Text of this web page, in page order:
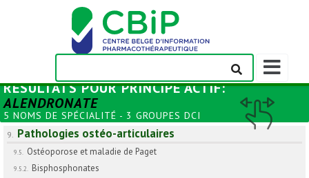
Afficher/
la
de
navigation
RÉSULTATS POURPRINCIPE ACTIF:
ALENDRONATE
5 NOMS DE SPÉCIALITÉ - 3 GROUPES DCI
9. Pathologies ostéo-articulaires
9.5. Ostéoporose et maladie de Paget
9.5.2. Bisphosphonates